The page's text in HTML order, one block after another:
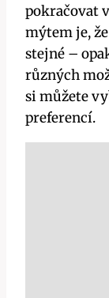
pokračovat
mýtem je,
stejné –
různých
si můžete
preferencí.